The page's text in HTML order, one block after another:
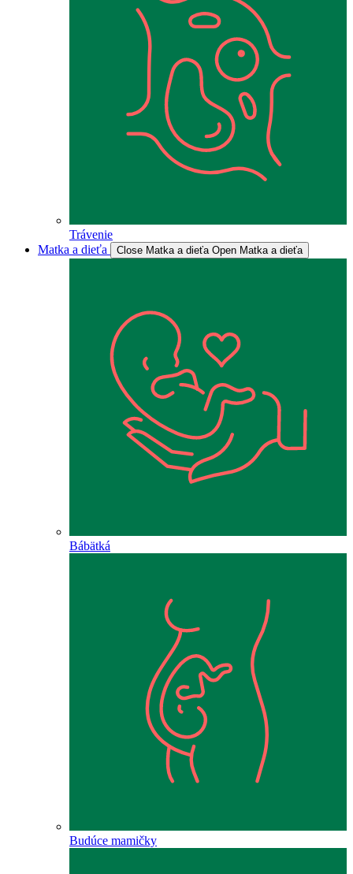
Trávenie
Matka a dieťa
Close Matka a dieťa Open Matka a dieťa
Bábätká
Budúce mamičky